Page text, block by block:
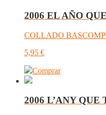
2006 EL AÑO
COLLADO
5,95 €
Comprar
2006 L’ANY QUE